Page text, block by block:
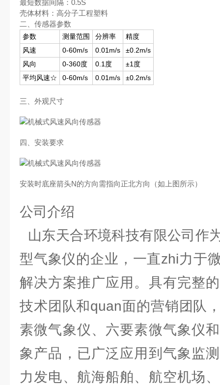
最短数据间隔：0.5S
壳体材料：高分子工程塑料
二、传感器参数
参数 测量范围 分辨率
精度
风速
0-60m/s 0.01m/s
±0.2m/s
风向
0-360度 0.1度
±1度
平均风速☆
0-60m/s 0.01m/s ±0.2m/s
三、外观尺寸
四、安装要求
安装时底座箭头N的方向需指向正北方向（如上图所示）
公司介绍
山东天合环境科技有限公司作
型气象仪的企业，一直zhi力于
解决方案推广应用。具有完整
技术团队和quan面的营销团队
素微气象仪、六要素微气象仪
象产品，已广泛应用到气象监
力发电、航海船舶、航空机场